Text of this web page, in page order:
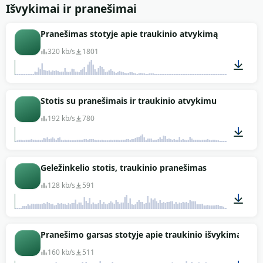
Išvykimai ir pranešimai
Pranešimas stotyje apie traukinio atvykimą
320 kb/s 1801
Stotis su pranešimais ir traukinio atvykimu
192 kb/s 780
Geležinkelio stotis, traukinio pranešimas
128 kb/s 591
00:41
Pranešimo garsas stotyje apie traukinio išvykimą
160 kb/s 511